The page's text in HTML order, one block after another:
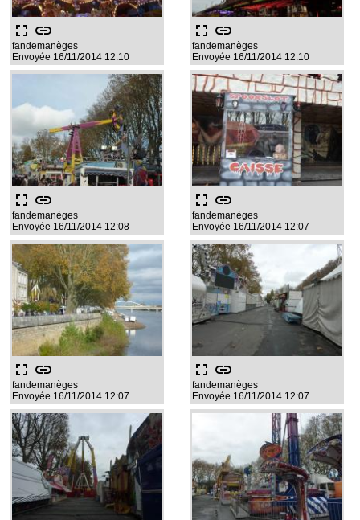
fullscreen link
fandemanèges
Envoyée 16/11/2014 12:10
fullscreen link
fandemanèges
Envoyée 16/11/2014 12:10
fullscreen link
fandemanèges
Envoyée 16/11/2014 12:08
fullscreen link
fandemanèges
Envoyée 16/11/2014 12:07
fullscreen link
fandemanèges
Envoyée 16/11/2014 12:07
fullscreen link
fandemanèges
Envoyée 16/11/2014 12:07